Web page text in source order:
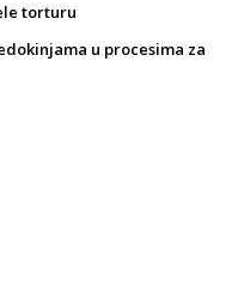
torturu
u procesima za